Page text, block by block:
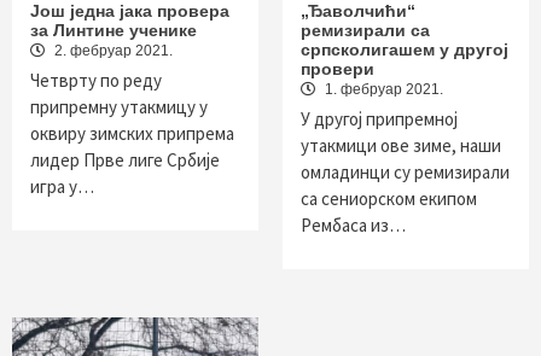
Још једна јака провера
за Линтине ученике
2. фебруар 2021.
Четврту по реду
припремну утакмицу у
оквиру зимских припрема
лидер Прве лиге Србије
игра у…
„Ђаволчићи“
ремизирали са
српсколигашем у другој
провери
1. фебруар 2021.
У другој припремној
утакмици ове зиме, наши
омладинци су ремизирали
са сениорском екипом
Рембаса из…